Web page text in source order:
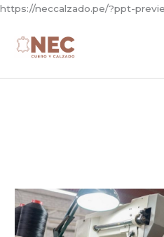
https://neccalzado.pe/?ppt-
NEC
Cuero
y